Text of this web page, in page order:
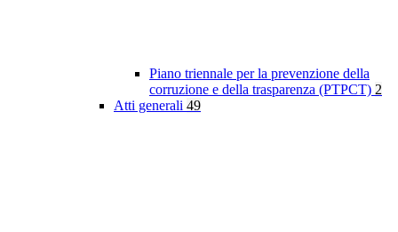
Piano triennale per la prevenzione della
corruzione e della trasparenza (PTPCT) 2
Atti generali 49